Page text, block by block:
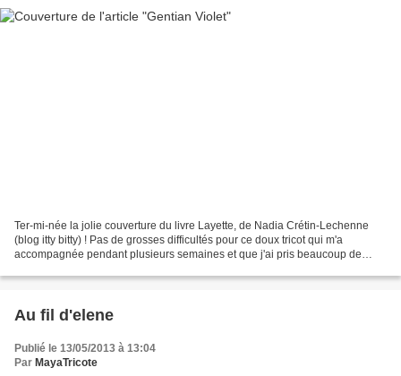
Ter-mi-née la jolie couverture du livre Layette, de Nadia Crétin-Lechenne
(blog itty bitty) ! Pas de grosses difficultés pour ce doux tricot qui m'a
accompagnée pendant plusieurs semaines et que j'ai pris beaucoup de
Au fil d'elene
Publié le 13/05/2013 à 13:04
Par MayaTricote